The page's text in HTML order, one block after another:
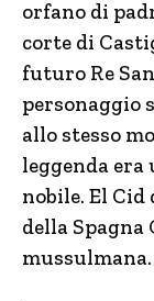
orfano di
corte di
futuro Re
personaggio
allo stesso
leggenda era
nobile. El
della
mussulmana.